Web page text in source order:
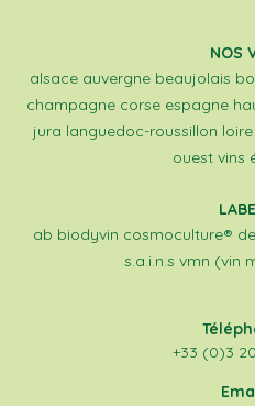
NOS
alsace auvergne beaujolais
champagne corse espagne
jura languedoc-roussillon loire
ouest vins
ab biodyvin cosmoculture®
s.a.i.n.s vmn (vin
+33 (0)3